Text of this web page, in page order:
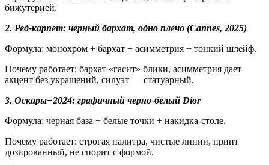
бижутерией.
2. Ред-карпет: черный бархат, одно плечо (Cannes, 2025)
Формула: монохром + бархат + асимметрия + тонкий шлейф.
Почему работает: бархат «гасит» блики, асимметрия дает
акцент без украшений, силуэт — статуарный.
3. Оскары−2024: графичный черно-белый Dior
Формула: черная база + белые точки + накидка-столе.
Почему работает: строгая палитра, чистые линии, принт
дозированный, не спорит с формой.